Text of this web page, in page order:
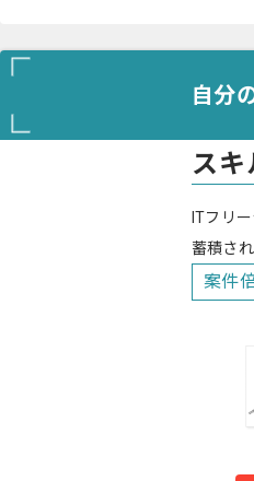
自分
ス
ITフリ
蓄積さ
案件